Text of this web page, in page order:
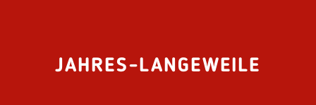
JAHRES-LANGEWEILE